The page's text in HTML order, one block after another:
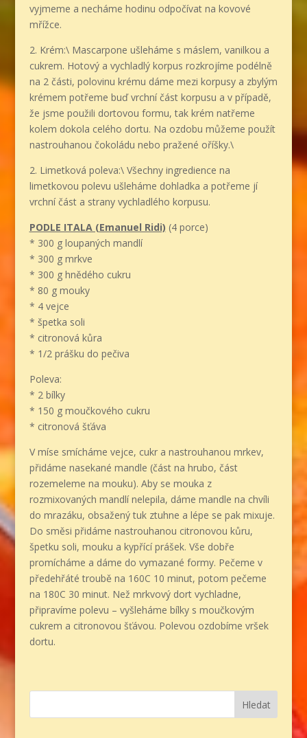
vyjmeme a necháme hodinu odpočívat na kovové
mřížce.
2. Krém:\ Mascarpone ušleháme s máslem, vanilkou a
cukrem. Hotový a vychladlý korpus rozkrojíme podélně
na 2 části, polovinu krému dáme mezi korpusy a zbylým
krémem potřeme buď vrchní část korpusu a v případě,
že jsme použili dortovou formu, tak krém natřeme
kolem dokola celého dortu. Na ozdobu můžeme použít
nastrouhanou čokoládu nebo pražené oříšky.\
2. Limetková poleva:\ Všechny ingredience na
limetkovou polevu ušleháme dohladka a potřeme jí
vrchní část a strany vychladlého korpusu.
PODLE ITALA (Emanuel Ridi) (4 porce)
* 300 g loupaných mandlí
* 300 g mrkve
* 300 g hnědého cukru
* 80 g mouky
* 4 vejce
* špetka soli
* citronová kůra
* 1/2 prášku do pečiva
Poleva:
* 2 bílky
* 150 g moučkového cukru
* citronová šťáva
V míse smícháme vejce, cukr a nastrouhanou mrkev,
přidáme nasekané mandle (část na hrubo, část
rozemeleme na mouku). Aby se mouka z
rozmixovaných mandlí nelepila, dáme mandle na chvíli
do mrazáku, obsažený tuk ztuhne a lépe se pak mixuje.
Do směsi přidáme nastrouhanou citronovou kůru,
špetku soli, mouku a kypřící prášek. Vše dobře
promícháme a dáme do vymazané formy. Pečeme v
předehřáté troubě na 160C 10 minut, potom pečeme
na 180C 30 minut. Než mrkvový dort vychladne,
připravíme polevu – vyšleháme bílky s moučkovým
cukrem a citronovou šťávou. Polevou ozdobíme vršek
dortu.
Hledat